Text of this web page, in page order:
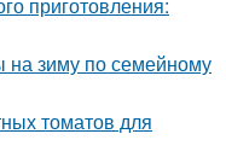
на зиму по семейному
томатов для